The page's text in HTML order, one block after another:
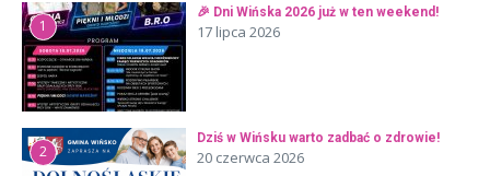
1
🎉 Dni Wińska 2026 już w ten weekend!
17 lipca 2026
2
Dziś w Wińsku warto zadbać o zdrowie!
20 czerwca 2026